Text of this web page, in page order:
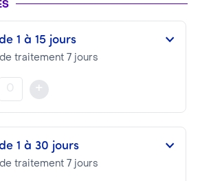
1 à 15 jours
traitement 7 jours
Frais Visa se décomposent en :
Frais Prestation VTI :
+
1 à 30 jours
traitement 7 jours